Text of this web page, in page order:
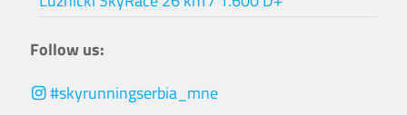
Follow us:
#skyrunningserbia_mne